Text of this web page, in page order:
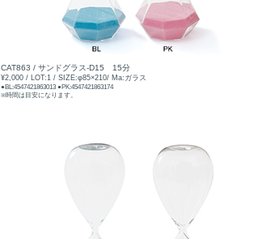
CAT863 / サンドグラス-D15 15分
¥2,000 / LOT:1 / SIZE:φ85×210/ Ma:ガラス
●BL:4547421863013 ●PK:4547421863174
※時間は目安になります。